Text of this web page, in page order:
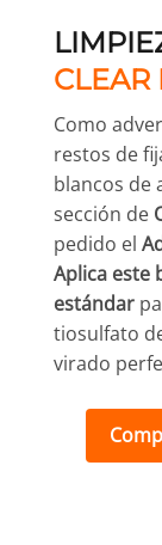
CLEAR
Como
restos de
blancos de
sección de
pedido el
Aplica este
estándar
tiosulfato
virado